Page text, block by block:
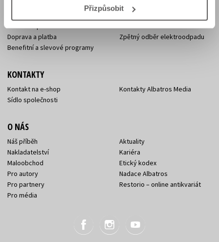
Přizpůsobit
Jak nakoupit
Doprava a platba
Benefitní a slevové programy
Dárkové poukazy
Affiliate program
Ochrana soukromí
Zpětný odběr elektroodpadu
KONTAKTY
Kontakt na e-shop
Sídlo společnosti
Kontakty Albatros Media
O NÁS
Náš příběh
Nakladatelství
Maloobchod
Pro autory
Pro partnery
Pro média
Aktuality
Kariéra
Etický kodex
Nadace Albatros
Restorio – online antikvariát